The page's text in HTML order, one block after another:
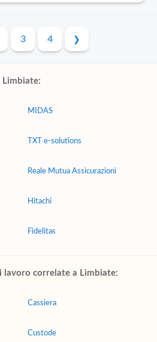
3 4
Limbiate:
MIDAS
TXT e-solutions
Reale Mutua Assicurazioni
Hitachi
Fidelitas
lavoro correlate a Limbiate:
Cassiera
Custode